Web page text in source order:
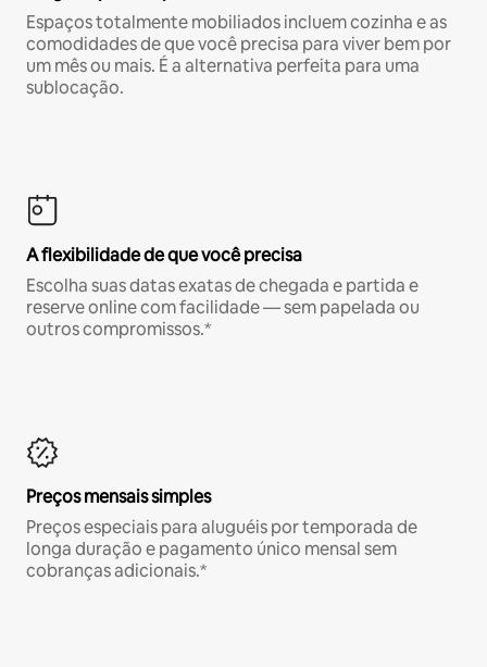
Espaços totalmente mobiliados incluem cozinha e as
comodidades de que você precisa para viver bem por
um mês ou mais. É a alternativa perfeita para uma
sublocação.
A flexibilidade de que você precisa
Escolha suas datas exatas de chegada e partida e
reserve online com facilidade — sem papelada ou
outros compromissos.*
Preços mensais simples
Preços especiais para aluguéis por temporada de
longa duração e pagamento único mensal sem
cobranças adicionais.*